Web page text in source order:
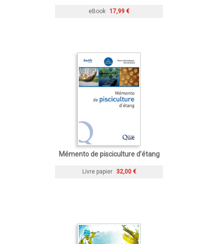
eBook 17,99 €
Mémento de pisciculture d’étang
Livre papier 32,00 €